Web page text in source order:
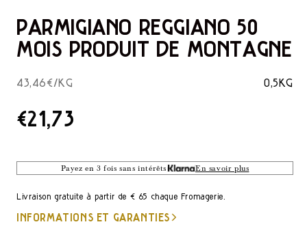
PARMIGIANO REGGIANO 50
MOIS PRODUIT DE MONTAGNE
43,46€/KG 0,5KG
PRIX
LISTE
€21,73
Payez en 3 fois sans intérêts En savoir plus
Livraison gratuite à partir de € 65 chaque Fromagerie.
INFORMATIONS ET GARANTIES